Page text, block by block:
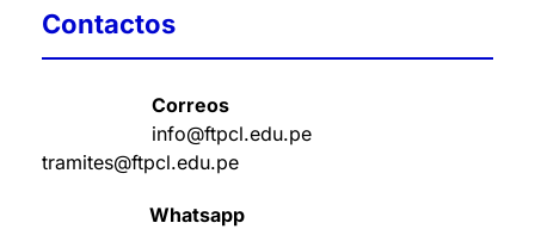
Contactos
Correos
info@ftpcl.edu.pe
tramites@ftpcl.edu.pe
Whatsapp